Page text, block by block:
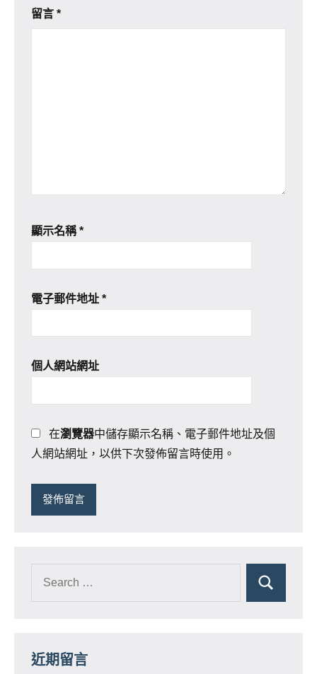
留言 *
顯示名稱*
電子郵件地址 *
個人網站網址
在瀏覽器中儲存顯示名稱、電子郵件地址及個
人網站網址，以供下次發佈留言時使用。
近期留言